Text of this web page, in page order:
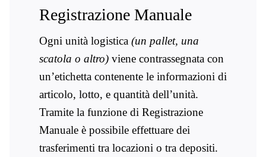
Registrazione
Ogni unità logistica (un pallet, una
scatola o altro)viene contrassegnata con
un’etichetta contenente le informazioni di
articolo, lotto, e quantità dell’unità.
Tramite la funzione di Registrazione
Manuale è possibile effettuare dei
trasferimenti tra locazioni o tra depositi.